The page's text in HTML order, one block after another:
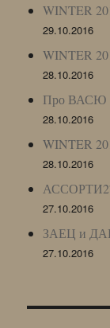
WINTER
29.10.2016
WINTER
28.10.2016
Про ВАСЮ
28.10.2016
WINTER
28.10.2016
27.10.2016
ЗАЕЦ и
27.10.2016